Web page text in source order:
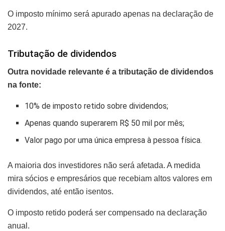
O imposto mínimo será apurado apenas na declaração de
2027.
Tributação de dividendos
Outra novidade relevante é a tributação de dividendos
na fonte:
10% de imposto retido sobre dividendos;
Apenas quando superarem R$ 50 mil por mês;
Valor pago por uma única empresa à pessoa física.
A maioria dos investidores não será afetada. A medida
mira sócios e empresários que recebiam altos valores em
dividendos, até então isentos.
O imposto retido poderá ser compensado na declaração
anual.